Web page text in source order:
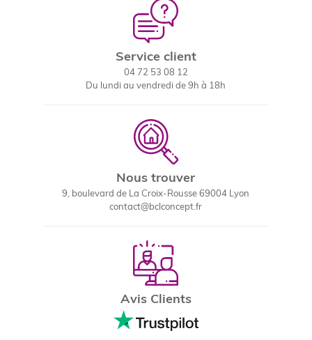
Service client
04 72 53 08 12
Du lundi au vendredi de 9h à 18h
Nous trouver
9, boulevard de La Croix-Rousse 69004 Lyon
contact@bclconcept.fr
Avis Clients